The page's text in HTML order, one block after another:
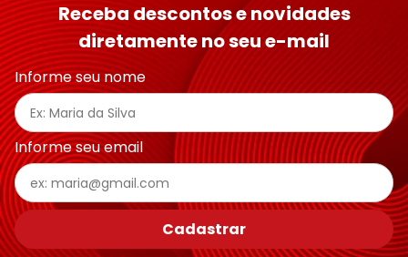
Endereço de email
Escreva uma avaliação
Receba descontos e novidades
diretamente no seu e-mail
Informe seu nome
Informe seu email
Cadastrar